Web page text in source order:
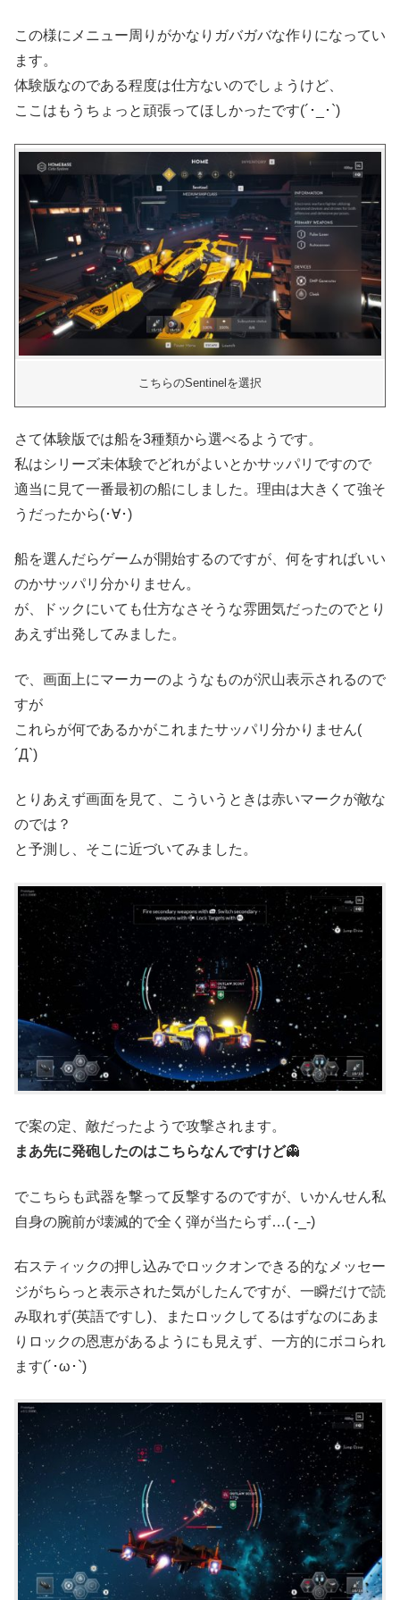
この様にメニュー周りがかなりガバガバな作りになってい
ます。
体験版なのである程度は仕方ないのでしょうけど、
ここはもうちょっと頑張ってほしかったです(´･_･`)
こちらのSentinelを選択
さて体験版では船を3種類から選べるようです。
私はシリーズ未体験でどれがよいとかサッパリですので
適当に見て一番最初の船にしました。理由は大きくて強そ
うだったから(･∀･)
船を選んだらゲームが開始するのですが、何をすればいい
のかサッパリ分かりません。
が、ドックにいても仕方なさそうな雰囲気だったのでとり
あえず出発してみました。
で、画面上にマーカーのようなものが沢山表示されるので
すが
これらが何であるかがこれまたサッパリ分かりません(
´Д`)
とりあえず画面を見て、こういうときは赤いマークが敵な
のでは？
と予測し、そこに近づいてみました。
で案の定、敵だったようで攻撃されます。
まあ先に発砲したのはこちらなんですけど👻
でこちらも武器を撃って反撃するのですが、いかんせん私
自身の腕前が壊滅的で全く弾が当たらず…( -_-)
右スティックの押し込みでロックオンできる的なメッセー
ジがちらっと表示された気がしたんですが、一瞬だけで読
み取れず(英語ですし)、またロックしてるはずなのにあま
りロックの恩恵があるようにも見えず、一方的にボコられ
ます(´･ω･`)